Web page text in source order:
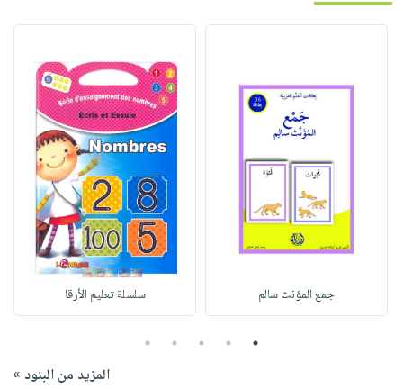
جمع المؤنث سالم سلسلة تعليم الأرقا
1
2
3
4
5
المزيد من البنود »